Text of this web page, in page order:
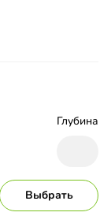
Глубина
Выбрать